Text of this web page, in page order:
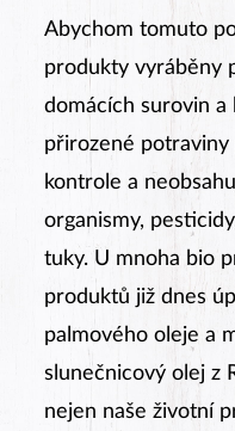
Abychom tomuto
produkty vyráběny
domácích surovin a
přirozené potraviny
kontrole a
organismy,
tuky. U mnoha bio
produktů již dnes
palmového oleje a
slunečnicový olej z
nejen naše životní